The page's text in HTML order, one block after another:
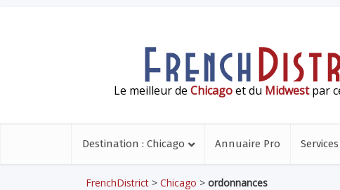
Le meilleur de Chicagoet du Midwestpar
Destination : Chicago Annuaire Pro
FrenchDistrict > Chicago > ordonnances